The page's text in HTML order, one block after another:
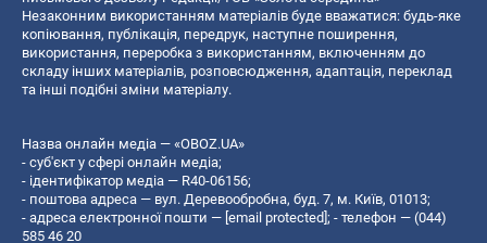
Незаконним використанням матеріалів буде вважатися: будь-яке
копiювання, публiкацiя, передрук, наступне поширення,
використання, переробка з використанням, включенням до
складу інших матеріалів, розповсюдження, адаптація, переклад
та інші подібні зміни матеріалу.
Назва онлайн медіа — «OBOZ.UA»
- суб'єкт у сфері онлайн медіа;
- ідентифікатор медіа — R40-06156;
- поштова адреса — вул. Деревообробна, буд. 7, м. Київ, 01013;
- адреса електронної пошти — [email protected]; - телефон — (044)
585 46 20